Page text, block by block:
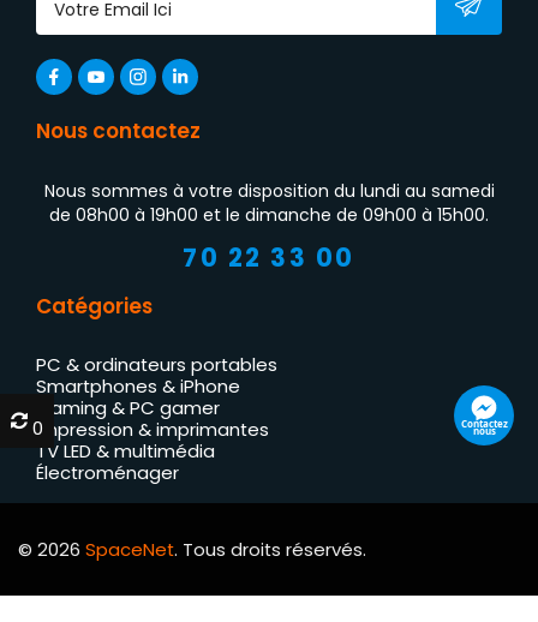
Nous contactez
Nous sommes à votre disposition du lundi au samedi
de 08h00 à 19h00 et le dimanche de 09h00 à 15h00.
70 22 33 00
Catégories
PC & ordinateurs portables
Smartphones & iPhone
Gaming & PC gamer
Impression & imprimantes
TV LED & multimédia
Électroménager
© 2026 SpaceNet. Tous droits réservés.
Contactez
nous
0
0